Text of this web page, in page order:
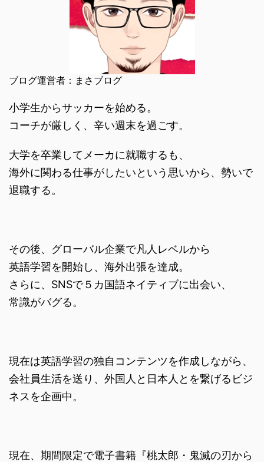
ブログ運営者：まさブログ
小学生からサッカーを始める。
コーチが厳しく、辛い週末を過ごす。
大学を卒業してメーカに就職するも、
海外に関わる仕事がしたいという思いから、勢いで
退職する。
その後、グローバル企業で凡人レベルから
英語学習を開始し、海外出張を達成。
さらに、SNSで５カ国語ネイティブに出会い、
常識がバグる。
現在は英語学習の独自コンテンツを作成しながら、
会社員生活を送り、外国人と日本人とを繋げるビジ
ネスを企画中。
現在、期間限定で電子書籍『桃太郎・鬼滅の刃から